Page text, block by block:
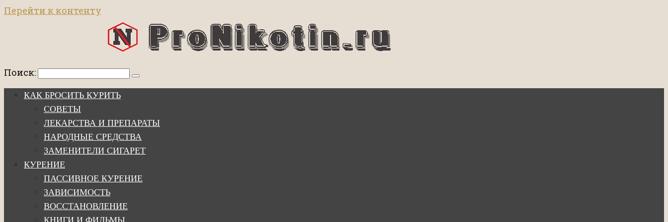
Перейти к контенту
Поиск:
КАК БРОСИТЬ КУРИТЬ
СОВЕТЫ
ЛЕКАРСТВА И ПРЕПАРАТЫ
НАРОДНЫЕ СРЕДСТВА
ЗАМЕНИТЕЛИ СИГАРЕТ
КУРЕНИЕ
ПАССИВНОЕ КУРЕНИЕ
ЗАВИСИМОСТЬ
ВОССТАНОВЛЕНИЕ
КНИГИ И ФИЛЬМЫ